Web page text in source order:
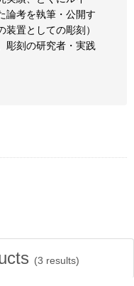
論考を執筆・公開す
置としての彫刻）
彫刻の研究者・実践
(3 results)